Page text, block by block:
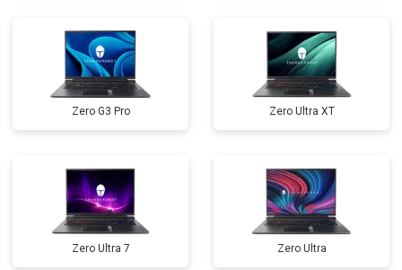
Zero G3 Pro Zero Ultra XT
Zero Ultra 7 Zero Ultra